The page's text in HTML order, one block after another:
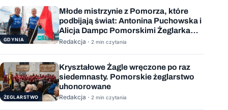
GDYNIA
Młode mistrzynie z Pomorza, które
podbijają świat: Antonina Puchowska i
Alicja Dampc Pomorskimi Żeglarkami
Roku 2025
Redakcja · 2 min czytania
ŻEGLARSTWO
Kryształowe Żagle wręczone po raz
siedemnasty. Pomorskie żeglarstwo
uhonorowane
Redakcja · 2 min czytania